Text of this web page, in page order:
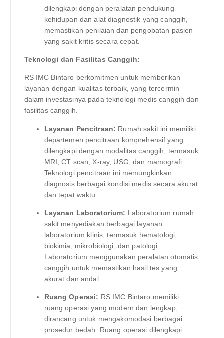
dilengkapi dengan peralatan pendukung
kehidupan dan alat diagnostik yang canggih,
memastikan penilaian dan pengobatan pasien
yang sakit kritis secara cepat.
Teknologi dan Fasilitas Canggih:
RS IMC Bintaro berkomitmen untuk memberikan
layanan dengan kualitas terbaik, yang tercermin
dalam investasinya pada teknologi medis canggih dan
fasilitas canggih.
Layanan Pencitraan: Rumah sakit ini memiliki
departemen pencitraan komprehensif yang
dilengkapi dengan modalitas canggih, termasuk
MRI, CT scan, X-ray, USG, dan mamografi.
Teknologi pencitraan ini memungkinkan
diagnosis berbagai kondisi medis secara akurat
dan tepat waktu.
Layanan Laboratorium: Laboratorium rumah
sakit menyediakan berbagai layanan
laboratorium klinis, termasuk hematologi,
biokimia, mikrobiologi, dan patologi.
Laboratorium menggunakan peralatan otomatis
canggih untuk memastikan hasil tes yang
akurat dan andal.
Ruang Operasi: RS IMC Bintaro memiliki
ruang operasi yang modern dan lengkap,
dirancang untuk mengakomodasi berbagai
prosedur bedah. Ruang operasi dilengkapi